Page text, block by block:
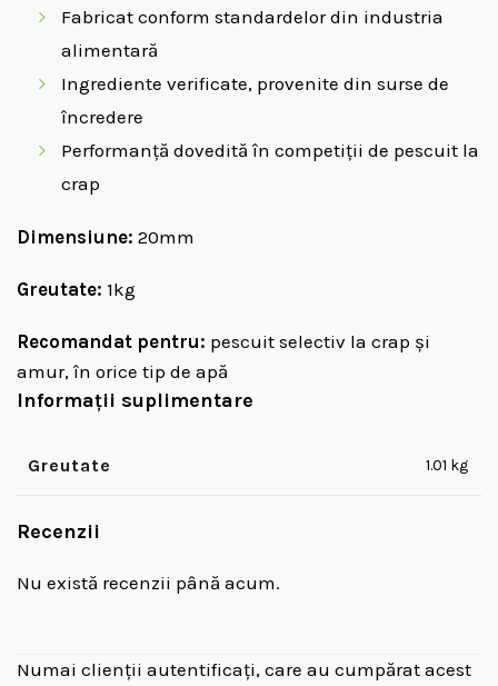
Fabricat conform standardelor din industria
alimentară
Ingrediente verificate, provenite din surse de
încredere
Performanță dovedită în competiții de pescuit la
crap
Dimensiune: 20mm
Greutate: 1kg
Recomandat pentru: pescuit selectiv la crap și
amur, în orice tip de apă
Informații suplimentare
Greutate 1.01 kg
Recenzii
Nu există recenzii până acum.
Numai clienții autentificați, care au cumpărat acest